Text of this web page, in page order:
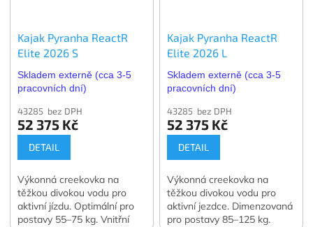
Kajak Pyranha ReactR
Elite 2026 S
Skladem externě (cca 3-5
pracovních dní)
43285 bez DPH
52 375 Kč
DETAIL
Výkonná creekovka na
těžkou divokou vodu pro
aktivní jízdu. Optimální pro
postavy 55–75 kg. Vnitřní
Kajak Pyranha ReactR
Elite 2026 L
Skladem externě (cca 3-5
pracovních dní)
43285 bez DPH
52 375 Kč
DETAIL
Výkonná creekovka na
těžkou divokou vodu pro
aktivní jezdce. Dimenzovaná
pro postavy 85–125 kg.